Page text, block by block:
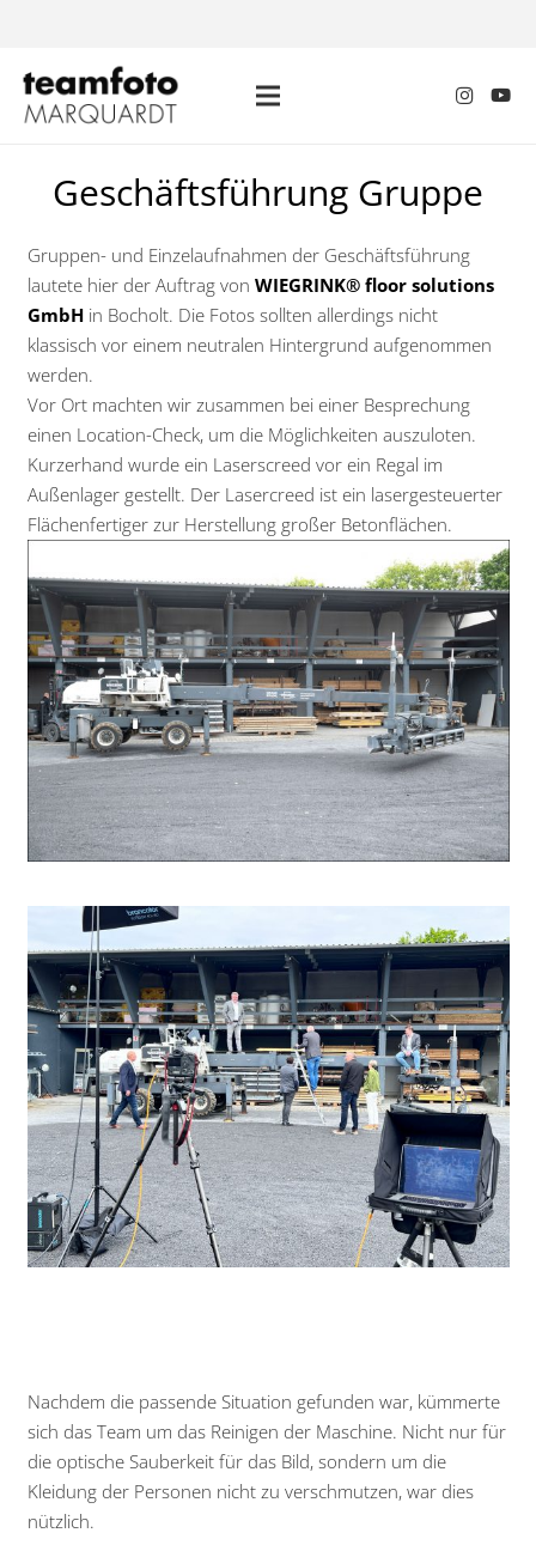
Geschäftsführung Gruppe
Gruppen- und Einzelaufnahmen der Geschäftsführung
lautete hier der Auftrag von WIEGRINK® floor solutions
GmbHin Bocholt. Die Fotos sollten allerdings nicht
klassisch vor einem neutralen Hintergrund aufgenommen
werden.
Vor Ort machten wir zusammen bei einer Besprechung
einen Location-Check, um die Möglichkeiten auszuloten.
Kurzerhand wurde ein Laserscreed vor ein Regal im
Außenlager gestellt. Der Lasercreed ist ein lasergesteuerter
Flächenfertiger zur Herstellung großer Betonflächen.
Nachdem die passende Situation gefunden war, kümmerte
sich das Team um das Reinigen der Maschine. Nicht nur für
die optische Sauberkeit für das Bild, sondern um die
Kleidung der Personen nicht zu verschmutzen, war dies
nützlich.